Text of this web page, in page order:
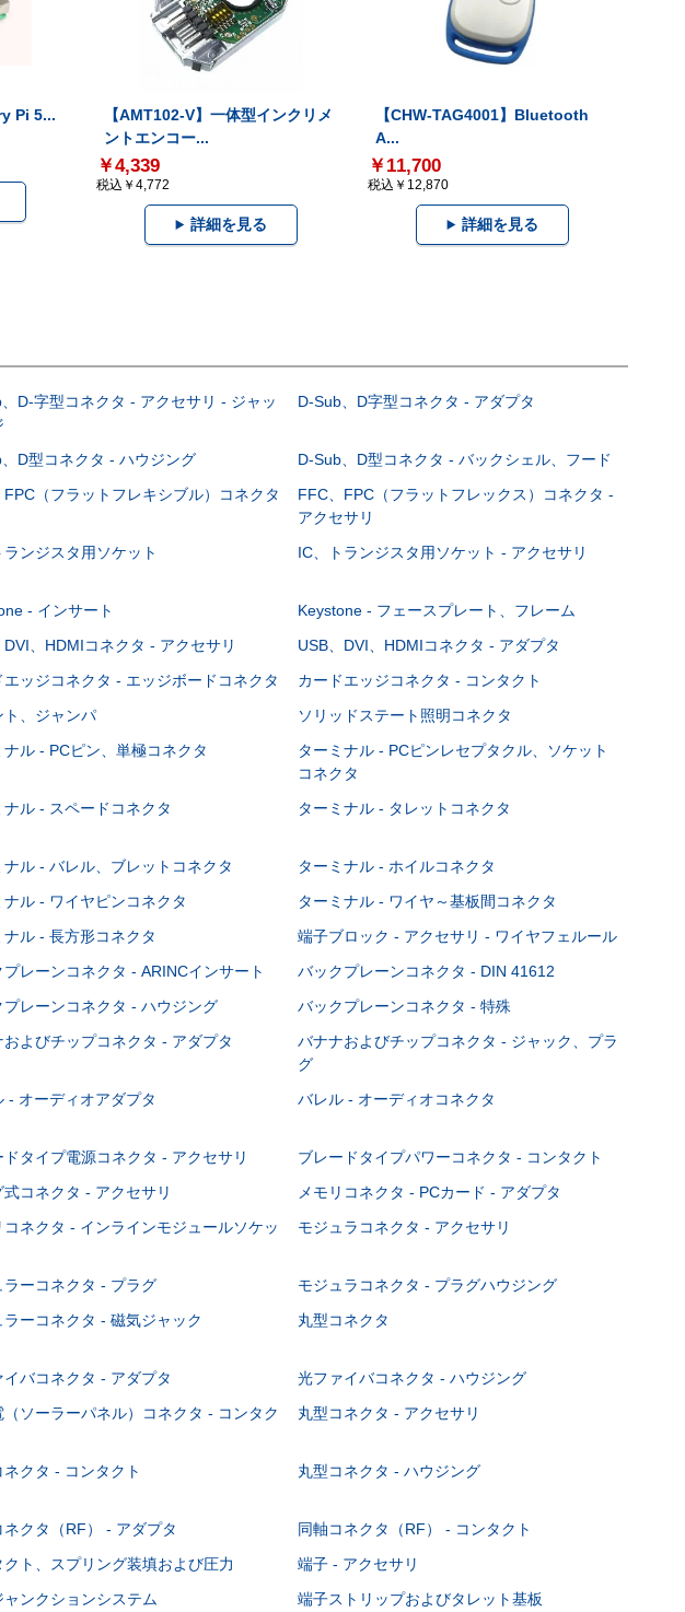
Pi 5...
【AMT102-V】一体型インクリメ
ントエンコー...
￥4,339
税込￥4,772
詳細を見る
【CHW-TAG4001】Bluetooth
A...
￥11,700
税込￥12,870
詳細を見る
D-字型コネクタ - アクセサリ - ジャッ
D-Sub、D字型コネクタ - アダプタ
D型コネクタ - ハウジング
D-Sub、D型コネクタ - バックシェル、フード
FPC（フラットフレキシブル）コネクタ
FFC、FPC（フラットフレックス）コネクタ -
アクセサリ
ランジスタ用ソケット IC、トランジスタ用ソケット - アクセサリ
- インサート
Keystone - フェースプレート、フレーム
DVI、HDMIコネクタ - アクセサリ
USB、DVI、HDMIコネクタ - アダプタ
エッジコネクタ - エッジボードコネクタ
カードエッジコネクタ - コンタクト
ト、ジャンパ
ソリッドステート照明コネクタ
ナル - PCピン、単極コネクタ
ターミナル - PCピンレセプタクル、ソケット
コネクタ
ナル - スペードコネクタ ターミナル - タレットコネクタ
ナル - バレル、ブレットコネクタ
ターミナル - ホイルコネクタ
ナル - ワイヤピンコネクタ
ターミナル - ワイヤ～基板間コネクタ
ナル - 長方形コネクタ
端子ブロック - アクセサリ - ワイヤフェルール
プレーンコネクタ - ARINCインサート
バックプレーンコネクタ - DIN 41612
プレーンコネクタ - ハウジング
バックプレーンコネクタ - 特殊
およびチップコネクタ - アダプタ
バナナおよびチップコネクタ - ジャック、プラ
グ
- オーディオアダプタ バレル - オーディオコネクタ
ドタイプ電源コネクタ - アクセサリ
ブレードタイプパワーコネクタ - コンタクト
式コネクタ - アクセサリ
メモリコネクタ - PCカード - アダプタ
コネクタ - インラインモジュールソケッ
モジュラコネクタ - アクセサリ
ラーコネクタ - プラグ
モジュラコネクタ - プラグハウジング
ラーコネクタ - 磁気ジャック 丸型コネクタ
イバコネクタ - アダプタ
光ファイバコネクタ - ハウジング
（ソーラーパネル）コネクタ - コンタク
丸型コネクタ - アクセサリ
ネクタ - コンタクト 丸型コネクタ - ハウジング
ネクタ（RF） - アダプタ
同軸コネクタ（RF） - コンタクト
クト、スプリング装填および圧力
端子 - アクセサリ
ャンクションシステム 端子ストリップおよびタレット基板